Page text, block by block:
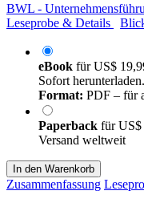
BWL -
Leseprobe & Details
eBook fürUS$
Sofort
Format: PDF – für
Paperback fürUS$
Versand weltweit
In den Warenkorb
Zusammenfassung